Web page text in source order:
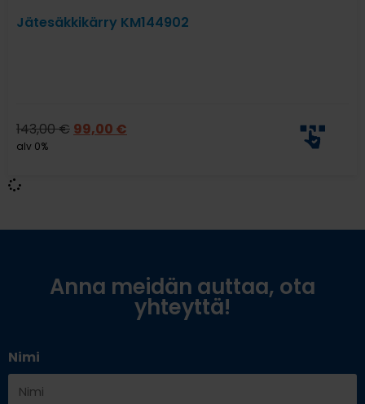
Jätesäkkikärry KM144902
143,00€ 99,00 €
alv 0%
Anna meidän auttaa, ota
yhteyttä!
Nimi